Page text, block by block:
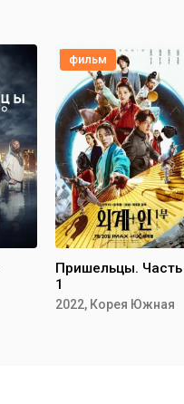
фильм
Пришельцы. Часть
1
2022, Корея Южная